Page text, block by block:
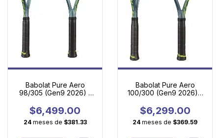
Babolat Pure Aero
98/305 (Gen9 2026) -
quirúrgica
$6,499.00
24 meses de $381.33
Babolat Pure Aero
100/300 (Gen9 2026) |
Definitiva
$6,299.00
24 meses de $369.59